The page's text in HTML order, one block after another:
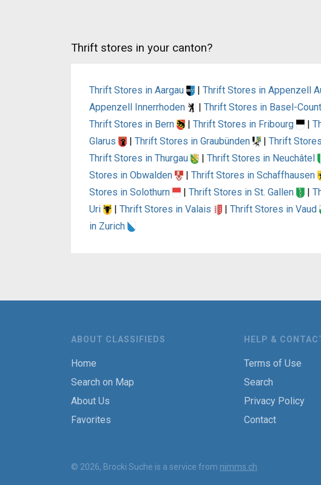
Thrift stores in your canton?
Thrift Stores in Aargau | Thrift Stores in Appenzell
Appenzell Innerrhoden
| Thrift Stores in Basel-
Thrift Stores in Bern
| Thrift Stores in Fribourg |
Glarus
| Thrift Stores in Graubünden | Thrift
Thrift Stores in Thurgau
| Thrift Stores in Neuchâtel
Stores in Obwalden
| Thrift Stores in Schaffhausen
Stores in Solothurn
| Thrift Stores in St. Gallen |
Uri
| Thrift Stores in Valais | Thrift Stores in Vaud
in Zurich
ABOUT CLASSIFIEDS
Home
Search on Map
About Us
Favorites
HELP &
Terms of Use
Search
Privacy Policy
Contact
© 2026, Brocki Suche is a service from nimms.ch